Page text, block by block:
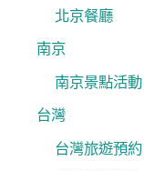
北京餐廳
南京
南京景點活動
台灣
台灣旅遊預約